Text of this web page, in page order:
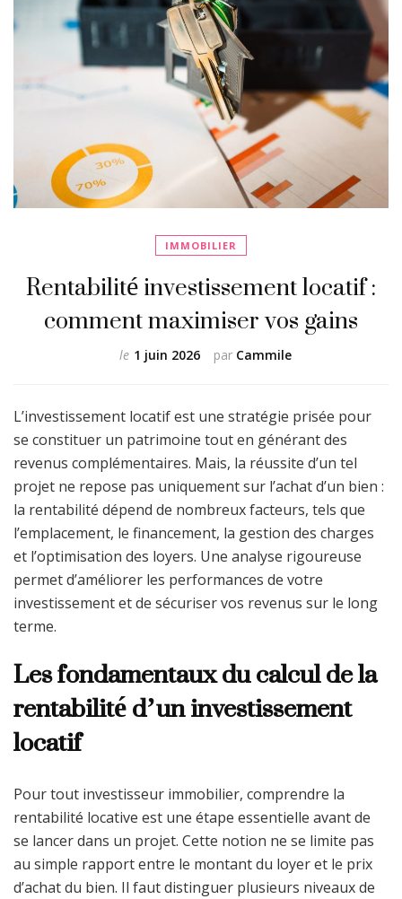
IMMOBILIER
Rentabilité investissement locatif :
comment maximiser vos gains
par Cammile
le 1 juin 2026
L’investissement locatif est une stratégie prisée pour
se constituer un patrimoine tout en générant des
revenus complémentaires. Mais, la réussite d’un tel
projet ne repose pas uniquement sur l’achat d’un bien :
la rentabilité dépend de nombreux facteurs, tels que
l’emplacement, le financement, la gestion des charges
et l’optimisation des loyers. Une analyse rigoureuse
permet d’améliorer les performances de votre
investissement et de sécuriser vos revenus sur le long
terme.
Les fondamentaux du calcul de la
rentabilité d’un investissement
locatif
Pour tout investisseur immobilier, comprendre la
rentabilité locative est une étape essentielle avant de
se lancer dans un projet. Cette notion ne se limite pas
au simple rapport entre le montant du loyer et le prix
d’achat du bien. Il faut distinguer plusieurs niveaux de